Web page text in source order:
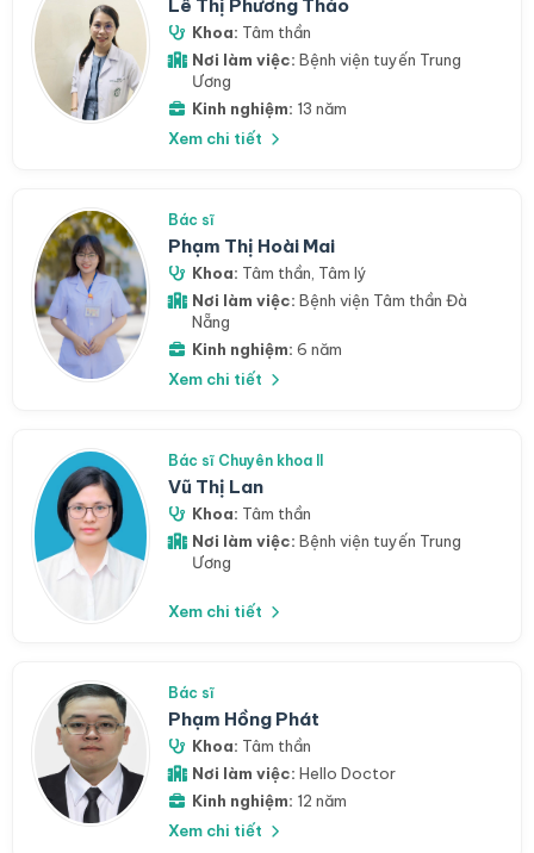
Lê Thị Phương Thảo
Khoa: Tâm thần
Nơi làm việc: Bệnh viện tuyến Trung
Ương
Kinh nghiệm: 13 năm
Xem chi tiết
Bác sĩ
Phạm Thị Hoài Mai
Khoa: Tâm thần, Tâm lý
Nơi làm việc: Bệnh viện Tâm thần Đà
Nẵng
Kinh nghiệm: 6 năm
Xem chi tiết
Bác sĩ Chuyên khoa II
Vũ Thị Lan
Khoa: Tâm thần
Nơi làm việc: Bệnh viện tuyến Trung
Ương
Xem chi tiết
Bác sĩ
Phạm Hồng Phát
Khoa: Tâm thần
Nơi làm việc: Hello Doctor
Kinh nghiệm: 12 năm
Xem chi tiết